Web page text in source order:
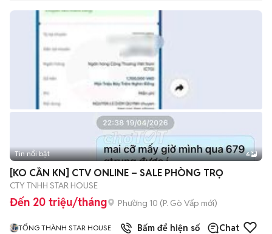
+2
Tin nổi bật 6
[KO CẦN KN] CTV ONLINE – SALE PHÒNG TRỌ
CTY TNHH STAR HOUSE
Đến 20 triệu/tháng Phường 10 (P. Gò Vấp mới)
TỐNG THÀNH STAR HOUSE Bấm để hiện số Chat